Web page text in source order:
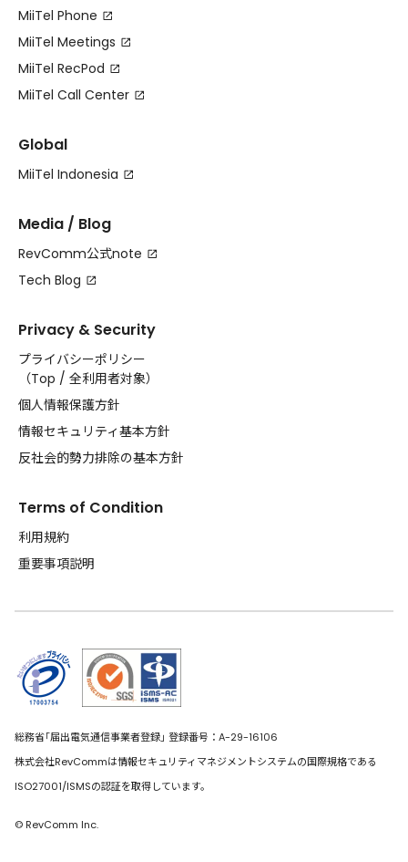
MiiTel Phone
MiiTel Meetings
MiiTel RecPod
MiiTel Call Center
Global
MiiTel Indonesia
Media / Blog
RevComm公式note
Tech Blog
Privacy & Security
プライバシーポリシー
（Top / 全利用者対象）
個人情報保護方針
情報セキュリティ基本方針
反社会的勢力排除の基本方針
Terms of Condition
利用規約
重要事項説明
総務省｢届出電気通信事業者登録｣ 登録番号：A-29-16106
株式会社RevCommは情報セキュリティマネジメントシステムの国際規格である
ISO27001/ISMSの認証を取得しています。
© RevComm Inc.